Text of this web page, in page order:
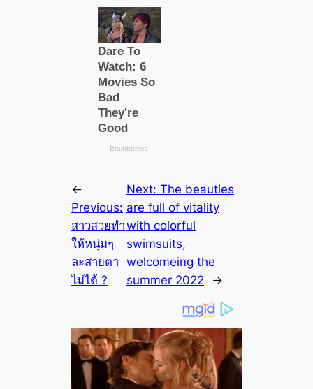
←
Previous:
สาวสวยทำ
ให้หนุ่มๆ
ละสายตา
ไม่ได้ ?
Next: The beauties
are full of vitality
with colorful
swimsuits,
welcomeing the
summer 2022
→